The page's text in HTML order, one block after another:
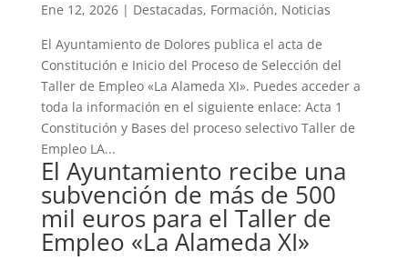
Ene 12, 2026| Destacadas, Formación, Noticias
El Ayuntamiento de Dolores publica el acta de
Constitución e Inicio del Proceso de Selección del
Taller de Empleo «La Alameda XI». Puedes acceder a
toda la información en el siguiente enlace: Acta 1
Constitución y Bases del proceso selectivo Taller de
Empleo LA...
El Ayuntamiento recibe una
subvención de más de 500
mil euros para el Taller de
Empleo «La Alameda XI»